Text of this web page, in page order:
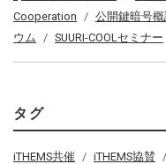
Cooperation
公開鍵暗号
ウム
SUURI-COOLセミナー
タグ
iTHEMS共催 iTHEMS協賛